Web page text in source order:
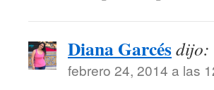
Diana Garcésdijo:
febrero 24, 2014 a las